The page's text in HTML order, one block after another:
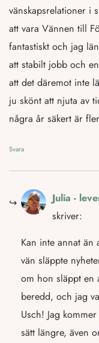
vänskapsrelationer i
att vara Vännen till
fantastiskt och jag
att stabilt jobb och
att det däremot inte
ju skönt att njuta av
några år säkert är
Svara
Julia -
skriver:
Kan inte annat än
vän släppte
om hon släppt en
beredd, och jag
Usch! Jag
sätt längre, även